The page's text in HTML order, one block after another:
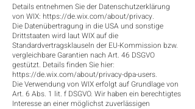
Details entnehmen Sie der Datenschutzerklärung
von WIX: https://de.wix.com/about/privacy.
Die Datenübertragung in die USA und sonstige
Drittstaaten wird laut WIX auf die
Standardvertragsklauseln der EU-Kommission bzw.
vergleichbare Garantien nach Art. 46 DSGVO
gestützt. Details finden Sie hier:
https://de.wix.com/about/privacy-dpa-users.
Die Verwendung von WIX erfolgt auf Grundlage von
Art. 6 Abs. 1 lit. f DSGVO. Wir haben ein berechtigtes
Interesse an einer möglichst zuverlässigen